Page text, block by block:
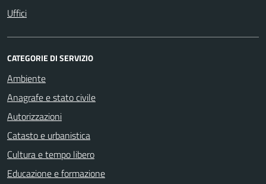
Uffici
CATEGORIE DI SERVIZIO
Ambiente
Anagrafe e stato civile
Autorizzazioni
Catasto e urbanistica
Cultura e tempo libero
Educazione e formazione